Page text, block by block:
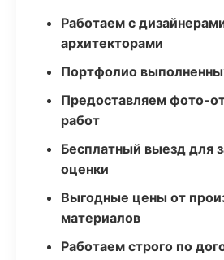
Работаем с
архитекторами
Портфолио
Предоставляем фото-
работ
Бесплатный выезд для
оценки
Выгодные цены от
материалов
Работаем строго по